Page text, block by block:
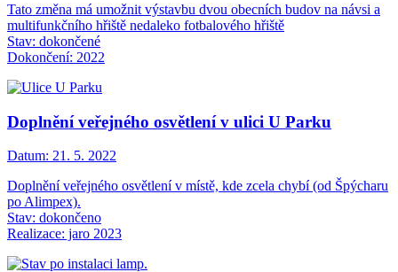
Tato změna má umožnit výstavbu dvou obecních budov na návsi a
multifunkčního hřiště nedaleko fotbalového hřiště
Stav: dokončené
Dokončení: 2022
Doplnění veřejného osvětlení v ulici U Parku
Datum: 21. 5. 2022
Doplnění veřejného osvětlení v místě, kde zcela chybí (od Špýcharu
po Alimpex).
Stav: dokončeno
Realizace: jaro 2023